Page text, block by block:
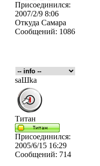
Присоединился:
2007/2/9 8:06
Откуда Самара
Сообщений: 1086
saШka
Титан
Присоединился:
2005/6/15 16:29
Сообщений: 714